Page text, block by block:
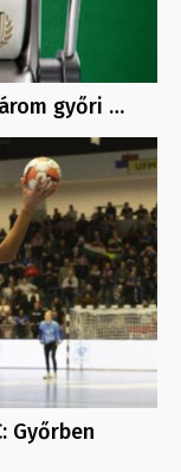
győri …
Győrben